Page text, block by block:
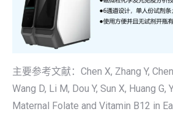
主要参考文献：Chen X, Zhang Y,
Wang D, Li M, Dou Y, Sun X, Huang
Maternal Folate and Vitamin B12 in